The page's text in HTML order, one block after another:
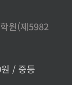
원(제5982
/ 중등